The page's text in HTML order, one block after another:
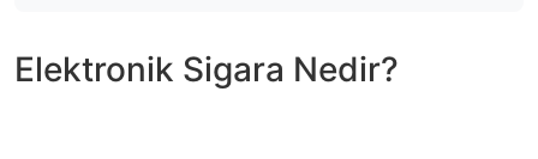
Elektronik Sigara Nedir?